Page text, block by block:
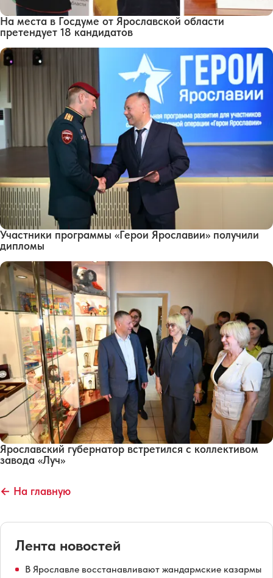
На места в Госдуме от Ярославской области
претендует 18 кандидатов
Участники программы «Герои Ярославии» получили
дипломы
Ярославский губернатор встретился с коллективом
завода «Луч»
← На главную
Лента новостей
В Ярославле восстанавливают жандармские казармы